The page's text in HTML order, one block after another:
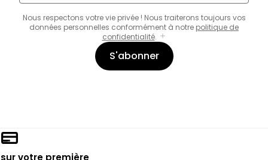
Nous respectons votre vie privée ! Nous traiterons toujours vos
données personnelles conformément à notre politique de
confidentialité.
S'abonner
votre première